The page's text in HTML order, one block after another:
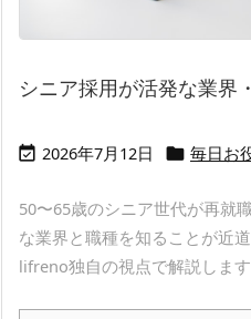
シニア採用が活発な業界
 2026年7月12日  毎日お
50〜65歳のシニア世代が再就
な業界と職種を知ることが近
lifreno独自の視点で解説します